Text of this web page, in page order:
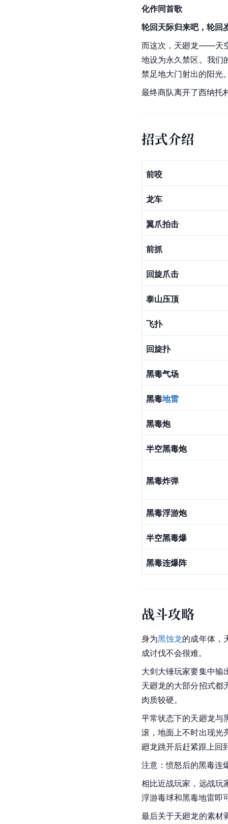
化作同首歌
轮回天际归来吧，轮回
而这次，天廻龙——天
地设为永久禁区。我们
禁足地大门射出的阳光
最终商队离开了西纳托
招式介绍
前咬
龙车
翼爪拍击
前抓
回旋爪击
泰山压顶
飞扑
回旋扑
黑毒气场
黑毒地雷
黑毒炮
半空黑毒炮
黑毒炸弹
黑毒浮游炮
半空黑毒爆
黑毒连爆阵
战斗攻略
身为黑蚀龙的成年体，
成讨伐不会很难。
大剑大锤玩家要集中输
天廻龙的大部分招式
肉质较硬。
平常状态下的天廻龙与
滚，地面上不时出现光
廻龙跳开后赶紧跟上回
注意：愤怒后的黑毒连
相比近战玩家，远战玩
浮游毒球和黑毒地雷即
最后关于天廻龙的素材